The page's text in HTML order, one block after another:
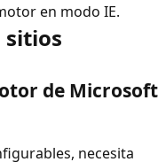
en modo IE.
sitios
de Microsoft
necesita